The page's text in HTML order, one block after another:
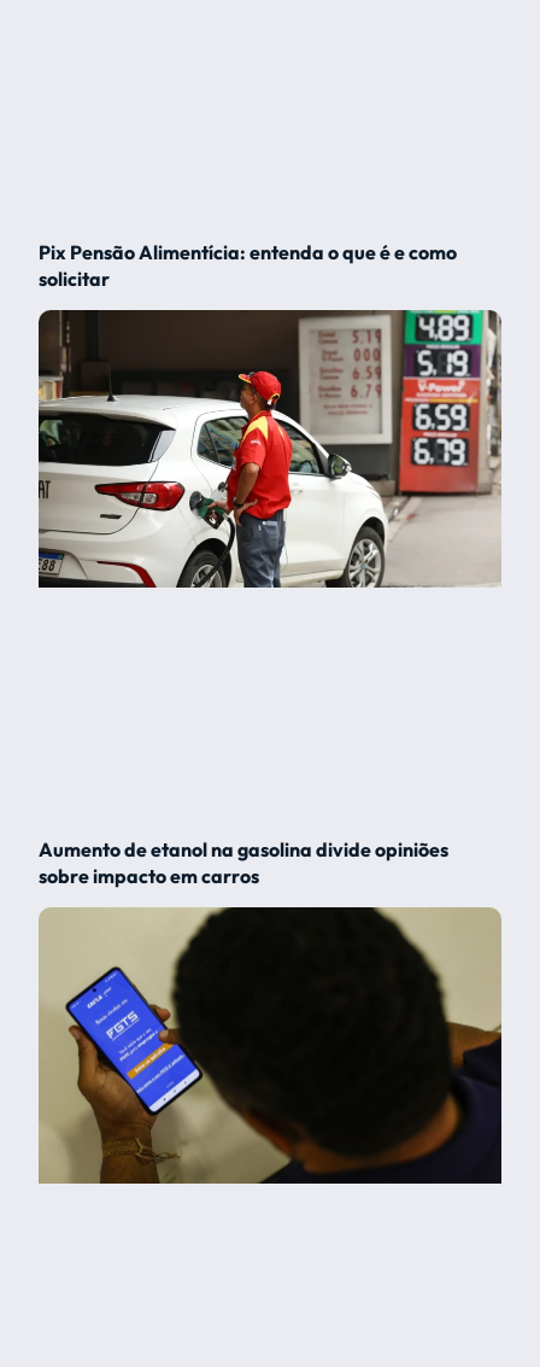
Pix Pensão Alimentícia: entenda o que é e como
solicitar
Aumento de etanol na gasolina divide opiniões
sobre impacto em carros